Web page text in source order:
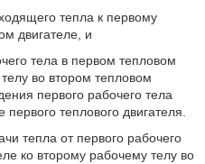
тепла к первому
двигателе, и
тела в первом тепловом
во втором тепловом
первого рабочего тела
теплового двигателя.
тепла от первого рабочего
ко второму рабочему телу во